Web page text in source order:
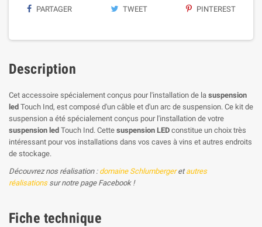
PARTAGER TWEET PINTEREST
Description
Cet accessoire spécialement conçus pour l'installation de la suspension
led Touch Ind, est composé d'un câble et d'un arc de suspension. Ce kit de
suspension a été spécialement conçus pour l'installation de votre
suspension led Touch Ind. Cette suspension LED constitue un choix très
intéressant pour vos installations dans vos caves à vins et autres endroits
de stockage.
Découvrez nos réalisation : domaine Schlumbergeretautres
réalisationssur notre page Facebook !
Fiche technique